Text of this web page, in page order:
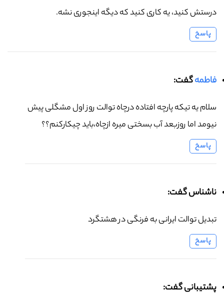
درستش کنید، یه کاری کنید که دیگه اینجوری نشه.
پاسخ
فاطمهگفت:
سلام یه تیکه پارچه افتاده درچاه توالت روز اول مشگلی پیش
نیومد اما روزبعد آب بسختی میره ازچاه،باید چیکارکنم؟؟
پاسخ
ناشناس گفت:
تبدیل توالت ایرانی به فرنگی در هشتگرد
پاسخ
پشتیبانی گفت: